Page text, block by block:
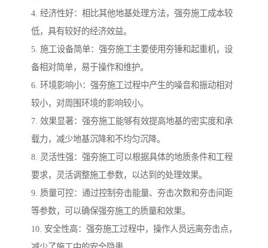
4. 经济性好：相比其他地基处理方法，强夯施工成本较
低，具有较好的经济效益。
5. 施工设备简单：强夯施工主要使用夯锤和起重机，设
备相对简单，易于操作和维护。
6. 环境影响小：强夯施工过程中产生的噪音和振动相对
较小，对周围环境的影响较小。
7. 效果显著：强夯施工能够有效提高地基的密实度和承
载力，减少地基沉降和不均匀沉降。
8. 灵活性强：强夯施工可以根据具体的地质条件和工程
要求，灵活调整施工参数，以达到的处理效果。
9. 质量可控：通过控制夯击能量、夯击次数和夯击间距
等参数，可以确保强夯施工的质量和效果。
10. 安全性高：强夯施工过程中，操作人员远离夯击点，